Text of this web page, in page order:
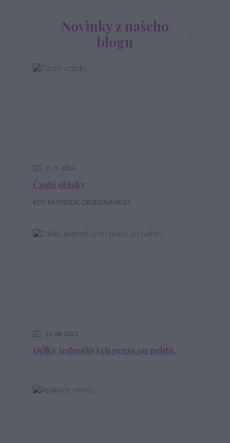
Novinky z našeho
blogu
21 11 2024
Časté otázky
KDY MI PŘIJDE OBJEDNÁVKA?
23 08 2023
Délky jednotlivých press on nehtů.